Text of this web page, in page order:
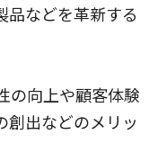
品などを革新する
の向上や顧客体験
創出などのメリッ